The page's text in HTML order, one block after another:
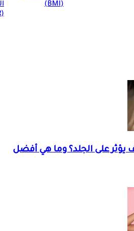
(BMI)
(BMR)
يؤثر على الجلد؟ وما هي أفضل